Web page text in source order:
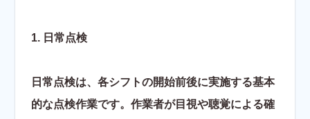
1. 日常点検
日常点検は、各シフトの開始前後に実施する基本
的な点検作業です。作業者が目視や聴覚による確